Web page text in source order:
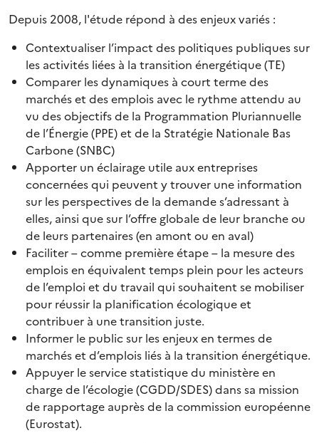
Depuis 2008, l'étude répond à des enjeux variés :
Contextualiser l’impact des politiques publiques sur
les activités liées à la transition énergétique (TE)
Comparer les dynamiques à court terme des
marchés et des emplois avec le rythme attendu au
vu des objectifs de la Programmation Pluriannuelle
de l’Énergie (PPE) et de la Stratégie Nationale Bas
Carbone (SNBC)
Apporter un éclairage utile aux entreprises
concernées qui peuvent y trouver une information
sur les perspectives de la demande s’adressant à
elles, ainsi que sur l’offre globale de leur branche ou
de leurs partenaires (en amont ou en aval)
Faciliter – comme première étape – la mesure des
emplois en équivalent temps plein pour les acteurs
de l’emploi et du travail qui souhaitent se mobiliser
pour réussir la planification écologique et
contribuer à une transition juste.
Informer le public sur les enjeux en termes de
marchés et d’emplois liés à la transition énergétique.
Appuyer le service statistique du ministère en
charge de l’écologie (CGDD/SDES) dans sa mission
de rapportage auprès de la commission européenne
(Eurostat).